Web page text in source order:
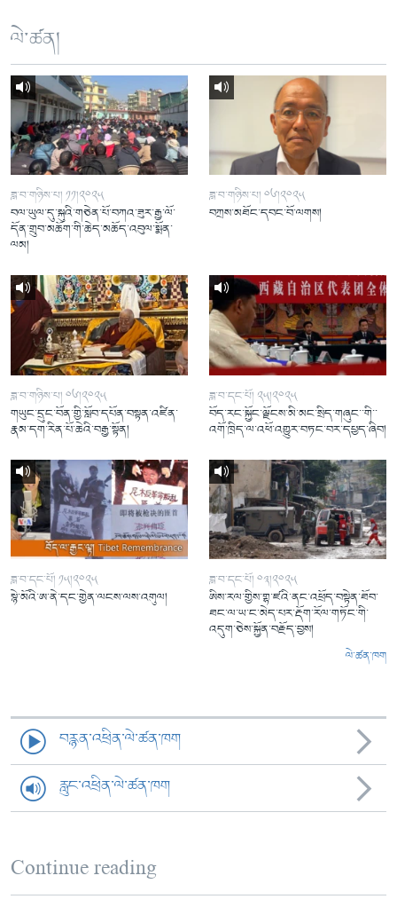
ལེ་ཚན།
ཟླ་བ་གཉིས་པ། ༡༡།༢༠༢༥
བལ་ཡུལ་དུ་སྐུའི་གཅེན་པོ་བཀའ་ཟུར་རྒྱ་ལོ་
དོན་གྲུབ་མཆོག་གི་ཆེད་མཆོད་འབུལ་སྨོན་
ལམ།
ཟླ་བ་གཉིས་པ། ༠༦།༢༠༢༥
བཀྲས་མཐོང་དབང་བོ་ལགས།
ཟླ་བ་གཉིས་པ། ༠༦།༢༠༢༥
གཡུང་དྲུང་བོན་གྱི་སློབ་དཔོན་བསྟན་འཛིན་
རྣམ་དག་རིན་པོ་ཆེའི་བརྒྱ་སྟོན།
ཟླ་བ་དང་པོ། ༢༥།༢༠༢༥
བོད་རང་སྐྱོང་ལྗོངས་མི་མང་སྲིད་གཞུང་་གི་་
འགོ་ཁྲིད་ལ་འཕོ་འགྱུར་བཏང་བར་དཔྱད་ཞིབ།
ཟླ་བ་དང་པོ། ༡༥།༢༠༢༥
སྙེ་མོའི་ཨ་ནེ་དང་གྱེན་ལངས་ལས་འགུལ།
ཟླ་བ་དང་པོ། ༠༣།༢༠༢༥
ཨིས་རལ་གྱིས་གྷ་ཛའི་ནང་འཕྲོད་བསྟེན་ཐོབ་
ཐང་ལ་ཡ་ང་མེད་པར་རྡོག་རོལ་གཏོང་གི་
འདུག་ཅེས་སྐྱོན་བརྗོད་བྱས།
ལེ་ཚན་ཁག
བརྙན་འཕྲིན་ལེ་ཚན་ཁག
རླུང་འཕྲིན་ལེ་ཚན་ཁག
Continue reading